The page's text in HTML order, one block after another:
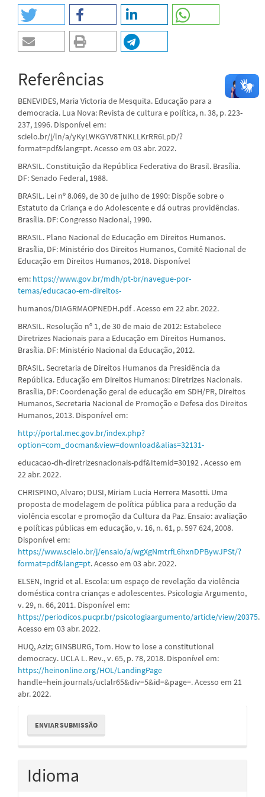
Referências
BENEVIDES, Maria Victoria de Mesquita. Educação para a
democracia. Lua Nova: Revista de cultura e política, n. 38, p. 223-
237, 1996. Disponível em:
scielo.br/j/ln/a/yKyLWKGYV8TNKLLKrRR6LpD/?
format=pdf&lang=pt. Acesso em 03 abr. 2022.
BRASIL. Constituição da República Federativa do Brasil. Brasília.
DF: Senado Federal, 1988.
BRASIL. Lei nº 8.069, de 30 de julho de 1990: Dispõe sobre o
Estatuto da Criança e do Adolescente e dá outras providências.
Brasília. DF: Congresso Nacional, 1990.
BRASIL. Plano Nacional de Educação em Direitos Humanos.
Brasília, DF: Ministério dos Direitos Humanos, Comitê Nacional de
Educação em Direitos Humanos, 2018. Disponível
em: https://www.gov.br/mdh/pt-br/navegue-por-
temas/educacao-em-direitos-
humanos/DIAGRMAOPNEDH.pdf . Acesso em 22 abr. 2022.
BRASIL. Resolução nº 1, de 30 de maio de 2012: Estabelece
Diretrizes Nacionais para a Educação em Direitos Humanos.
Brasília. DF: Ministério Nacional da Educação, 2012.
BRASIL. Secretaria de Direitos Humanos da Presidência da
República. Educação em Direitos Humanos: Diretrizes Nacionais.
Brasília, DF: Coordenação geral de educação em SDH/PR, Direitos
Humanos, Secretaria Nacional de Promoção e Defesa dos Direitos
Humanos, 2013. Disponível em:
http://portal.mec.gov.br/index.php?
option=com_docman&view=download&alias=32131-
educacao-dh-diretrizesnacionais-pdf&Itemid=30192 . Acesso em
22 abr. 2022.
CHRISPINO, Alvaro; DUSI, Miriam Lucia Herrera Masotti. Uma
proposta de modelagem de política pública para a redução da
violência escolar e promoção da Cultura da Paz. Ensaio: avaliação
e políticas públicas em educação, v. 16, n. 61, p. 597 624, 2008.
Disponível em:
https://www.scielo.br/j/ensaio/a/wgXgNmtrfL6hxnDPBywJPSt/?
format=pdf&lang=pt. Acesso em 03 abr. 2022.
ELSEN, Ingrid et al. Escola: um espaço de revelação da violência
doméstica contra crianças e adolescentes. Psicologia Argumento,
v. 29, n. 66, 2011. Disponível em:
https://periodicos.pucpr.br/psicologiaargumento/article/view/20375.
Acesso em 03 abr. 2022.
HUQ, Aziz; GINSBURG, Tom. How to lose a constitutional
democracy. UCLA L. Rev., v. 65, p. 78, 2018. Disponível em:
https://heinonline.org/HOL/LandingPage
handle=hein.journals/uclalr65&div=5&id=&page=. Acesso em 21
abr. 2022.
Enviar
Submissão
ENVIAR SUBMISSÃO
Idioma